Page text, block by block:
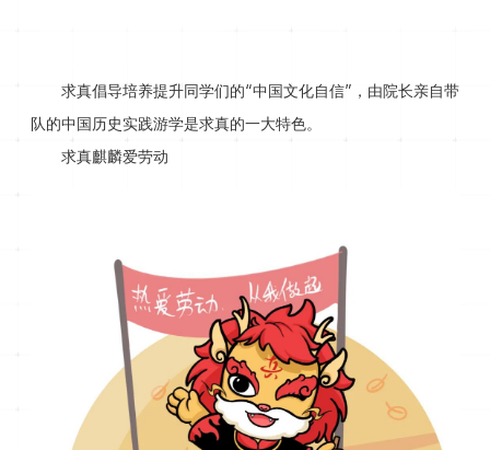
求真倡导培养提升同学们的“中国文化自信”，由院长亲自带
队的中国历史实践游学是求真的一大特色。
求真麒麟爱劳动